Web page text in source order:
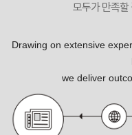
모두가 만족할
Drawing on extensive
we deliver